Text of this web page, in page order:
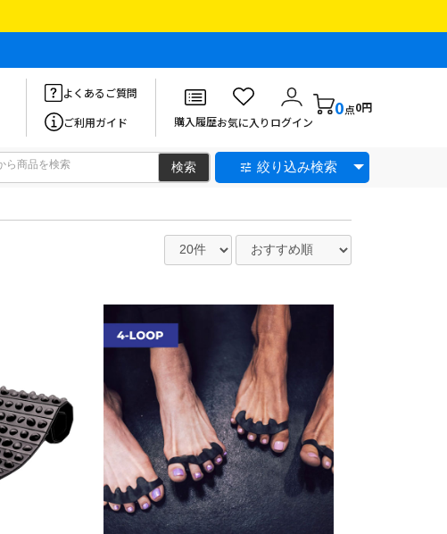
よくあるご質問
ご利用ガイド
購入履歴お気に入りログイン
0点0円
絞り込み検索